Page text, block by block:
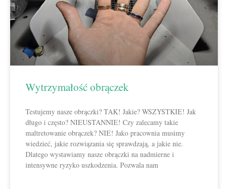
Wytrzymałość obrączek
Testujemy nasze obrączki? TAK! Jakie? WSZYSTKIE! Jak
długo i często? NIEUSTANNIE! Czy zalecamy takie
maltretowanie obrączek? NIE! Jako pracownia musimy
wiedzieć, jakie rozwiązania się sprawdzają, a jakie nie.
Dlatego wystawiamy nasze obrączki na nadmierne i
intensywne ryzyko uszkodzenia. Pozwala nam